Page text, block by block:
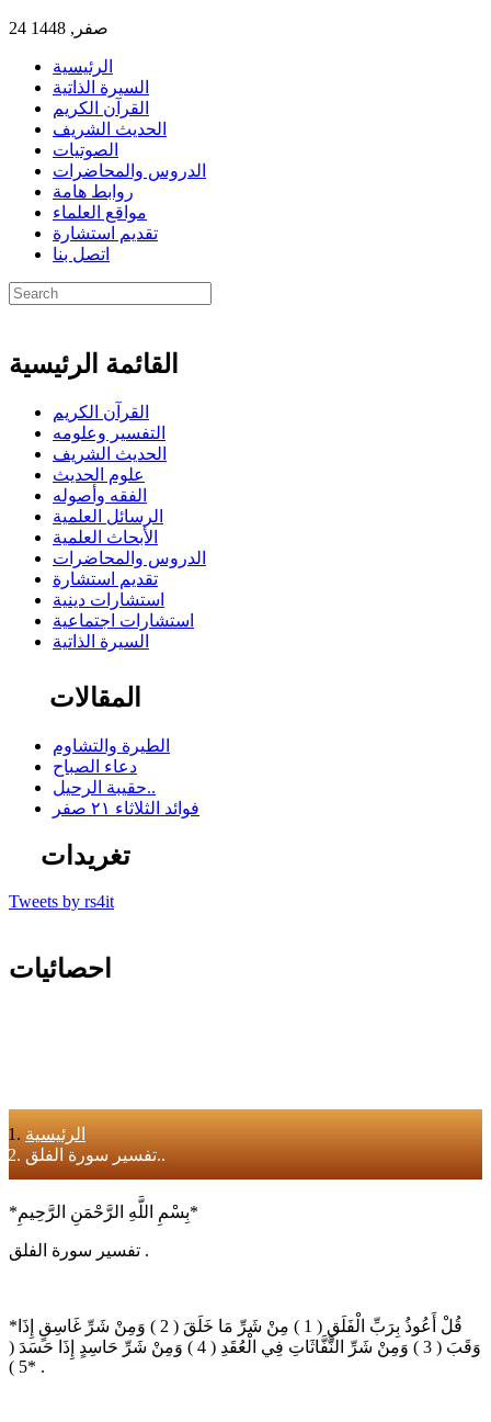
24 صفر, 1448
الرئيسية
السيرة الذاتية
القرآن الكريم
الحديث الشريف
الصوتيات
الدروس والمحاضرات
روابط هامة
مواقع العلماء
تقديم استشارة
اتصل بنا
القائمة الرئيسية
القرآن الكريم
التفسير وعلومه
الحديث الشريف
علوم الحديث
الفقه وأصوله
الرسائل العلمية
الأبحاث العلمية
الدروس والمحاضرات
تقديم استشارة
استشارات دينية
استشارات اجتماعية
السيرة الذاتية
المقالات
الطيرة والتشاوم
دعاء الصباح
حقيبة الرحيل..
فوائد الثلاثاء ٢١ صفر
تغريدات
Tweets by rs4it
احصائيات
الرئيسية
تفسير سورة الفلق..
*بِسْمِ اللَّهِ الرَّحْمَنِ الرَّحِيمِ*
تفسير سورة الفلق .
*قُلْ أَعُوذُ بِرَبِّ الْفَلَقِ ( 1 ) مِنْ شَرِّ مَا خَلَقَ ( 2 ) وَمِنْ شَرِّ غَاسِقٍ إِذَا
وَقَبَ ( 3 ) وَمِنْ شَرِّ النَّفَّاثَاتِ فِي الْعُقَدِ ( 4 ) وَمِنْ شَرِّ حَاسِدٍ إِذَا حَسَدَ (
5 )* .